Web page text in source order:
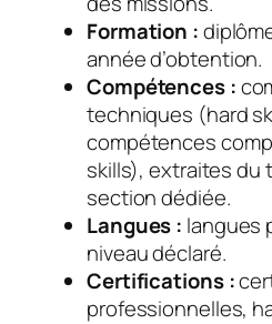
Formation :
année d’obtention.
Compétences :
techniques (hard
compétences
skills), extraites du
section dédiée.
Langues : langues
niveau déclaré.
Certifications :
professionnelles,